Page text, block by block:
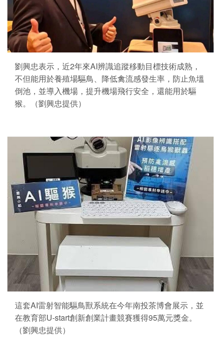
劉興忠表示，近2年來AI辨識追蹤移動目標技術成熟，
不但能用於養殖場驅鳥、降低禽流感發生率，防止魚塭
倒池，並導入機場，提升機場飛行安全，還能用於驅
猴。（劉興忠提供）
這套AI雷射智能驅鳥獸系統在今年南投茶博會展示，並
在教育部U-start創新創業計畫競賽獲得95萬元獎金。
（劉興忠提供）